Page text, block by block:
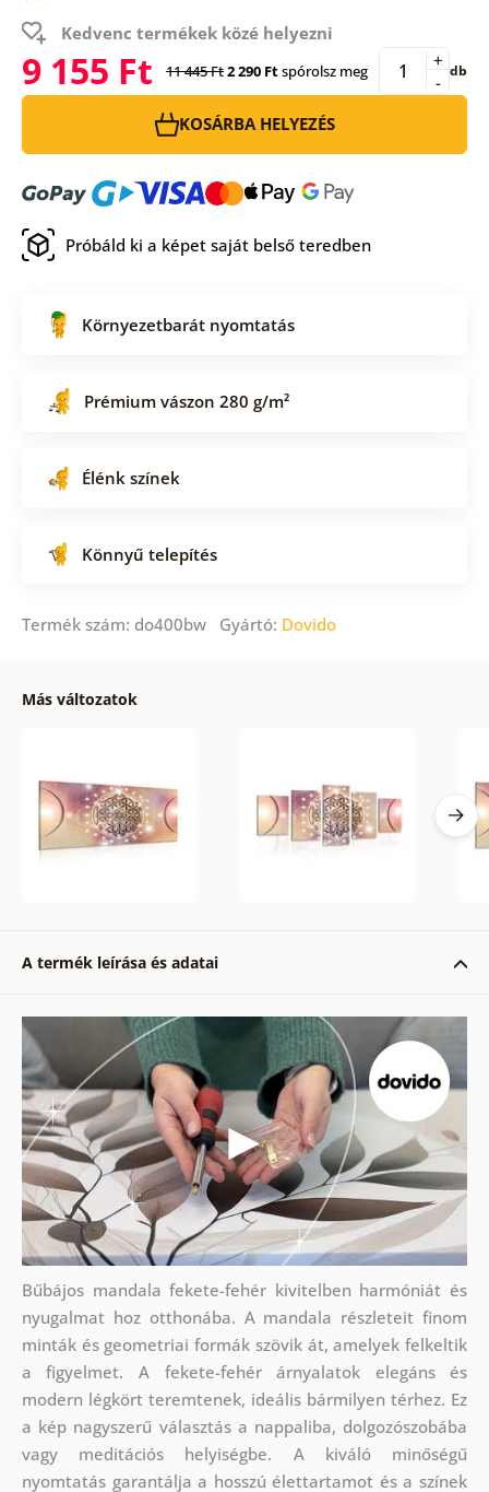
Kedvenc termékek közé helyezni
9 155 Ft 11 445 Ft2 290 Ftspórolsz meg -
+ db
KOSÁRBA HELYEZÉS
Próbáld ki a képet saját belső teredben
Környezetbarát nyomtatás
Prémium vászon 280 g/m²
Élénk színek
Könnyű telepítés
Termék szám: do400bw Gyártó: Dovido
Más változatok
A termék leírása és adatai
Bűbájos mandala fekete-fehér kivitelben harmóniát és
nyugalmat hoz otthonába. A mandala részleteit finom
minták és geometriai formák szövik át, amelyek felkeltik
a figyelmet. A fekete-fehér árnyalatok elegáns és
modern légkört teremtenek, ideális bármilyen térhez. Ez
a kép nagyszerű választás a nappaliba, dolgozószobába
vagy meditációs helyiségbe. A kiváló minőségű
nyomtatás garantálja a hosszú élettartamot és a színek